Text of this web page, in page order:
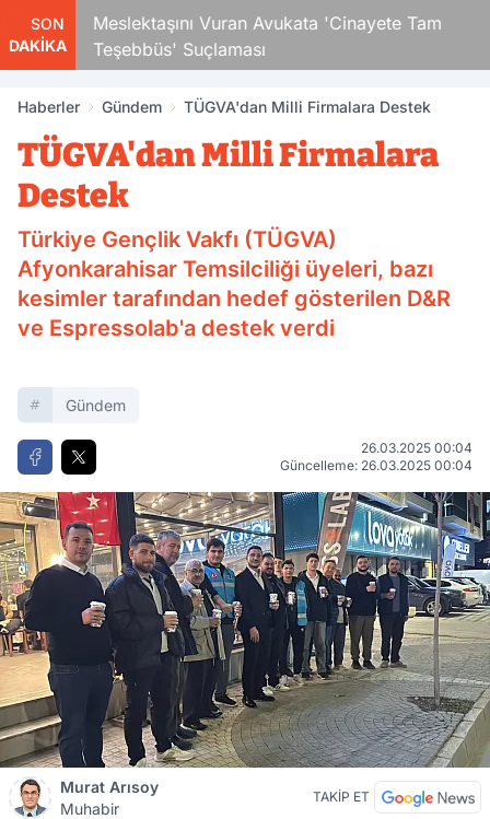
SON
DAKİKA
Meslektaşını Vuran Avukata 'Cinayete Tam
Teşebbüs' Suçlaması
Haberler Gündem TÜGVA'dan Milli Firmalara Destek
TÜGVA'dan Milli Firmalara
Destek
Türkiye Gençlik Vakfı (TÜGVA)
Afyonkarahisar Temsilciliği üyeleri, bazı
kesimler tarafından hedef gösterilen D&R
ve Espressolab'a destek verdi
Gündem
26.03.2025 00:04
Güncelleme: 26.03.2025 00:04
Murat Arısoy
Muhabir
TAKİP ET